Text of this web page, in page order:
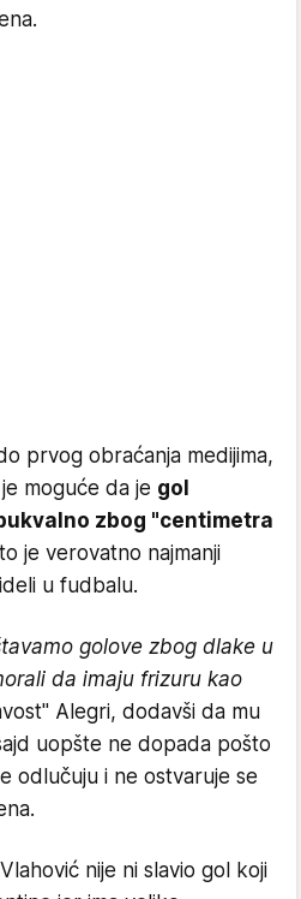
prvog obraćanja medijima,
moguće da je gol
zbog "centimetra
je verovatno najmanji
u fudbalu.
golove zbog dlake u
da imaju frizuru kao
Alegri, dodavši da mu
uopšte ne dopada pošto
odlučuju i ne ostvaruje se
nije ni slavio gol koji